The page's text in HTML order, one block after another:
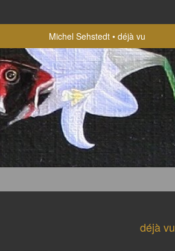
Michel Sehstedt déjà vu
déjà vu